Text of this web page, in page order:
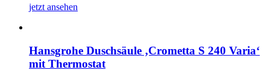
jetzt ansehen
Hansgrohe Duschsäule ‚Crometta S 240 Varia‘
mit Thermostat